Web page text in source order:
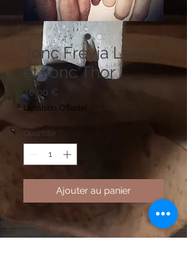
Jonc Freyja Laiton
et Jonc Thor
40,00 €
Livraison Offerte!
Quantité *
Ajouter au panier
Jonc Freyja 4mm
Jonc Thor 5mm